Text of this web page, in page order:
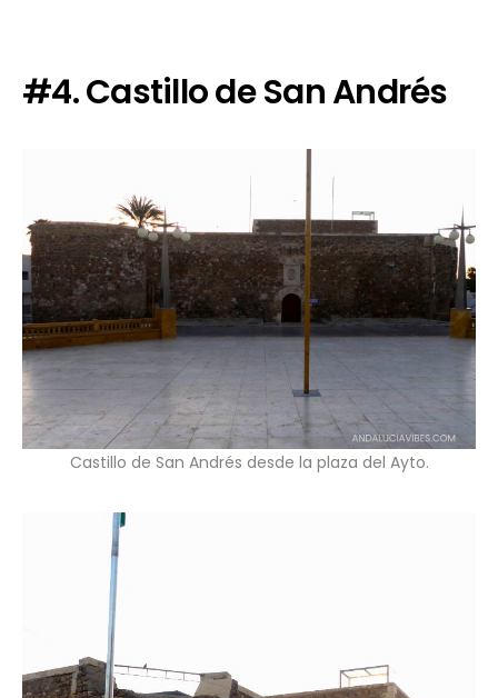
#4. Castillo de San Andrés
Castillo de San Andrés desde la plaza del Ayto.